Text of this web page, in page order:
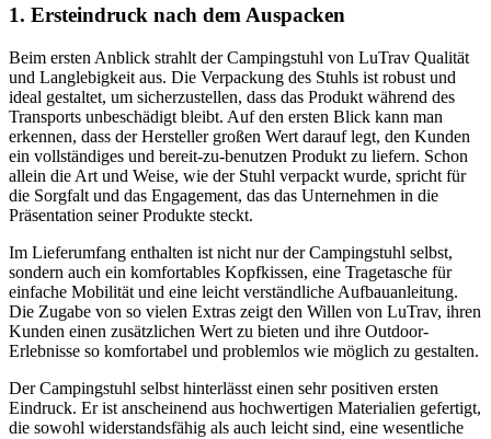
1. Ersteindruck nach dem Auspacken
Beim ersten Anblick strahlt der Campingstuhl von LuTrav Qualität
und Langlebigkeit aus. Die Verpackung des Stuhls ist robust und
ideal gestaltet, um sicherzustellen, dass das Produkt während des
Transports unbeschädigt bleibt. Auf den ersten Blick kann man
erkennen, dass der Hersteller großen Wert darauf legt, den Kunden
ein vollständiges und bereit-zu-benutzen Produkt zu liefern. Schon
allein die Art und Weise, wie der Stuhl verpackt wurde, spricht für
die Sorgfalt und das Engagement, das das Unternehmen in die
Präsentation seiner Produkte steckt.
Im Lieferumfang enthalten ist nicht nur der Campingstuhl selbst,
sondern auch ein komfortables Kopfkissen, eine Tragetasche für
einfache Mobilität und eine leicht verständliche Aufbauanleitung.
Die Zugabe von so vielen Extras zeigt den Willen von LuTrav, ihren
Kunden einen zusätzlichen Wert zu bieten und ihre Outdoor-
Erlebnisse so komfortabel und problemlos wie möglich zu gestalten.
Der Campingstuhl selbst hinterlässt einen sehr positiven ersten
Eindruck. Er ist anscheinend aus hochwertigen Materialien gefertigt,
die sowohl widerstandsfähig als auch leicht sind, eine wesentliche